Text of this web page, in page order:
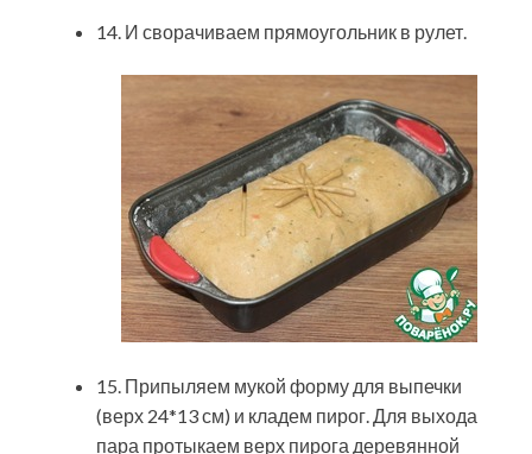
14. И сворачиваем прямоугольник в рулет.
15. Припыляем мукой форму для выпечки
(верх 24*13 см) и кладем пирог. Для выхода
пара протыкаем верх пирога деревянной